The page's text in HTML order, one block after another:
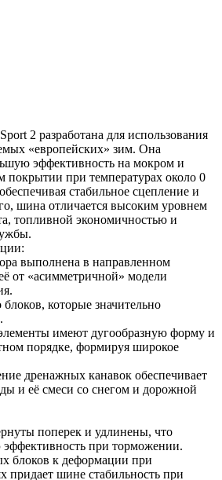
2 разработана для использования
«европейских» зим. Она
эффективность на мокром и
покрытии при температурах около 0
стабильное сцепление и
шина отличается высоким уровнем
топливной экономичностью и
выполнена в направленном
от «асимметричной» модели
которые значительно
имеют дугообразную форму и
порядке, формируя широкое
дренажных канавок обеспечивает
и её смеси со снегом и дорожной
поперек и удлинены, что
эффективность при торможении.
блоков к деформации при
придает шине стабильность при